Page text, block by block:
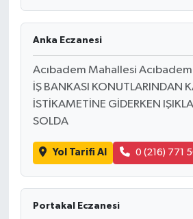
Anka Eczanesi
Acıbadem Mahallesi
İŞ BANKASI KONUTLARINDAN
İSTİKAMETİNE GİDERKEN
SOLDA
Yol Tarifi Al 0 (216) 771
Portakal Eczanesi